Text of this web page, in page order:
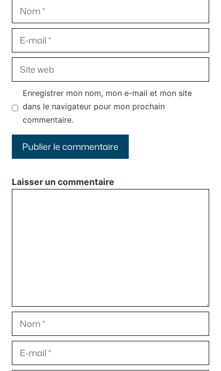
Nom
E-
mail
Site
web
Enregistrer mon nom, mon e-mail et mon site
dans le navigateur pour mon prochain
commentaire.
Laisser un commentaire
Nom
E-
mail